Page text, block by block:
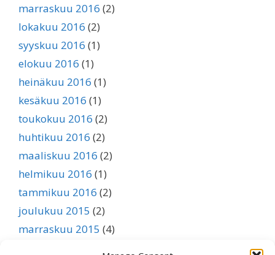
marraskuu 2016 (2)
lokakuu 2016 (2)
syyskuu 2016 (1)
elokuu 2016 (1)
heinäkuu 2016 (1)
kesäkuu 2016 (1)
toukokuu 2016 (2)
huhtikuu 2016 (2)
maaliskuu 2016 (2)
helmikuu 2016 (1)
tammikuu 2016 (2)
joulukuu 2015 (2)
marraskuu 2015 (4)